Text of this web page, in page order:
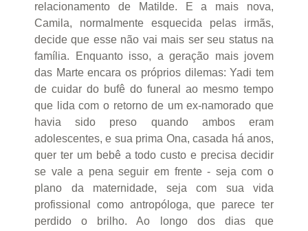
relacionamento de Matilde. E a mais nova,
Camila, normalmente esquecida pelas irmãs,
decide que esse não vai mais ser seu status na
família. Enquanto isso, a geração mais jovem
das Marte encara os próprios dilemas: Yadi tem
de cuidar do bufê do funeral ao mesmo tempo
que lida com o retorno de um ex-namorado que
havia sido preso quando ambos eram
adolescentes, e sua prima Ona, casada há anos,
quer ter um bebê a todo custo e precisa decidir
se vale a pena seguir em frente - seja com o
plano da maternidade, seja com sua vida
profissional como antropóloga, que parece ter
perdido o brilho. Ao longo dos dias que